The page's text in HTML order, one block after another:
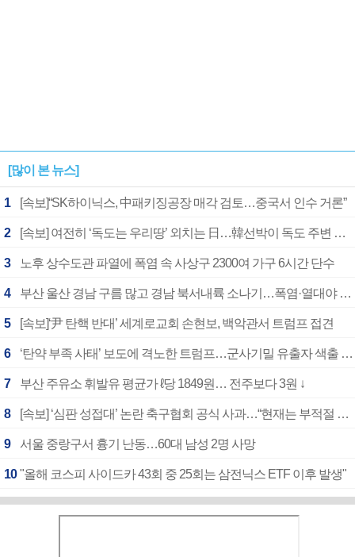
[많이 본 뉴스]
1 [속보]“SK하이닉스, 中패키징공장 매각 검토…중국서 인수 거론”
2 [속보] 여전히 ‘독도는 우리땅’ 외치는 日…韓선박이 독도 주변 해양조사 활동하자 반발
3 노후 상수도관 파열에 폭염 속 사상구 2300여 가구 6시간 단수
4 부산 울산 경남 구름 많고 경남 북서내륙 소나기…폭염·열대야 계속
5 [속보]‘尹 탄핵 반대’ 세계로교회 손현보, 백악관서 트럼프 접견
6 ‘탄약 부족 사태’ 보도에 격노한 트럼프…군사기밀 유출자 색출 지시
7 부산 주유소 휘발유 평균가 ℓ당 1849원… 전주보다 3원 ↓
8 [속보] ‘심판 성접대’ 논란 축구협회 공식 사과…“현재는 부적절 행위 없어”
9 서울 중랑구서 흉기 난동…60대 남성 2명 사망
10 "올해 코스피 사이드카 43회 중 25회는 삼전닉스 ETF 이후 발생"